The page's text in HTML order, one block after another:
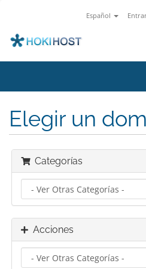
Español
Elegir un
Categorías
Acciones